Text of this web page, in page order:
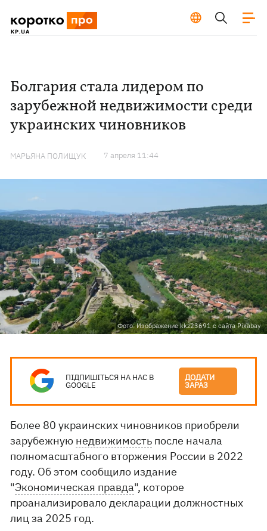
Болгария стала лидером по
зарубежной недвижимости среди
украинских чиновников
МАРЬЯНА ПОЛИЩУК 7 апреля 11:44
Фото: Изображение kkz23691 с сайта Pixabay
ПІДПИШІТЬСЯ НА НАС В
GOOGLE
ДОДАТИ
ЗАРАЗ
Более 80 украинских чиновников приобрели
зарубежную недвижимость после начала
полномасштабного вторжения России в 2022
году. Об этом сообщило издание
"Экономическая правда", которое
проанализировало декларации должностных
лиц за 2025 год.